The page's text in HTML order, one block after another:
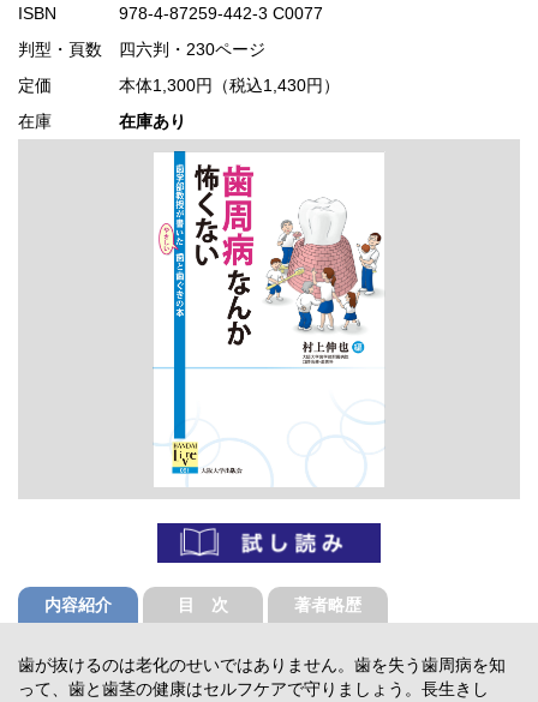
ISBN
978-4-87259-442-3 C0077
判型・頁数 四六判・230ページ
定価
本体1,300円（税込1,430円）
在庫
在庫あり
内容紹介 目 次 著者略歴
歯が抜けるのは老化のせいではありません。歯を失う歯周病を知
って、歯と歯茎の健康はセルフケアで守りましょう。長生きし